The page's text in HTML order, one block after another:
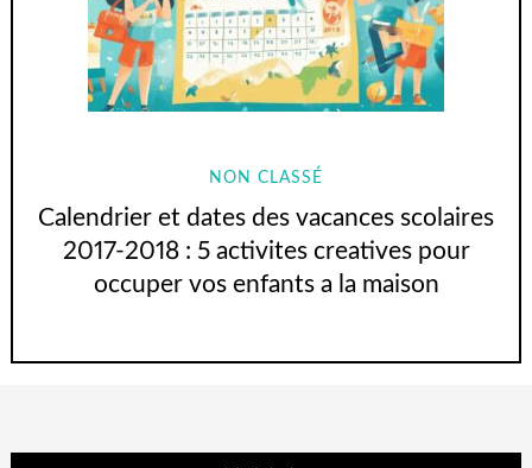
NON CLASSÉ
Calendrier et dates des vacances scolaires
2017-2018 : 5 activites creatives pour
occuper vos enfants a la maison